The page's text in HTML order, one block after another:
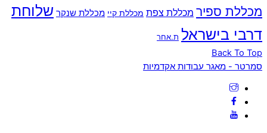
מכללת ספיר מכללת צפת מכללת קיי מכללת שנקר שלוחת
דרבי בישראל ת.אחר
Back To Top
סמרטר - מאגר עבודות אקדמיות